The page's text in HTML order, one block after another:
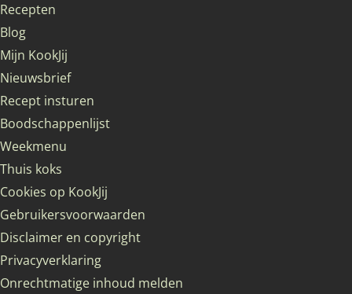
Recepten
Blog
Mijn KookJij
Nieuwsbrief
Recept insturen
Boodschappenlijst
Weekmenu
Thuis koks
Cookies op KookJij
Gebruikersvoorwaarden
Disclaimer en copyright
Privacyverklaring
Onrechtmatige inhoud melden